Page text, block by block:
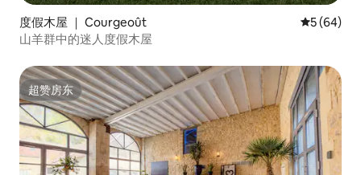
度假木屋 ｜ Courgeoût 平均评分
5 (64)
山羊群中的迷人度假木屋
超赞房东
超赞房东